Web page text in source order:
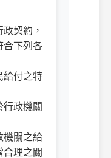
契約，
合下列各
給付之特
行政機關
機關之給
合理之關